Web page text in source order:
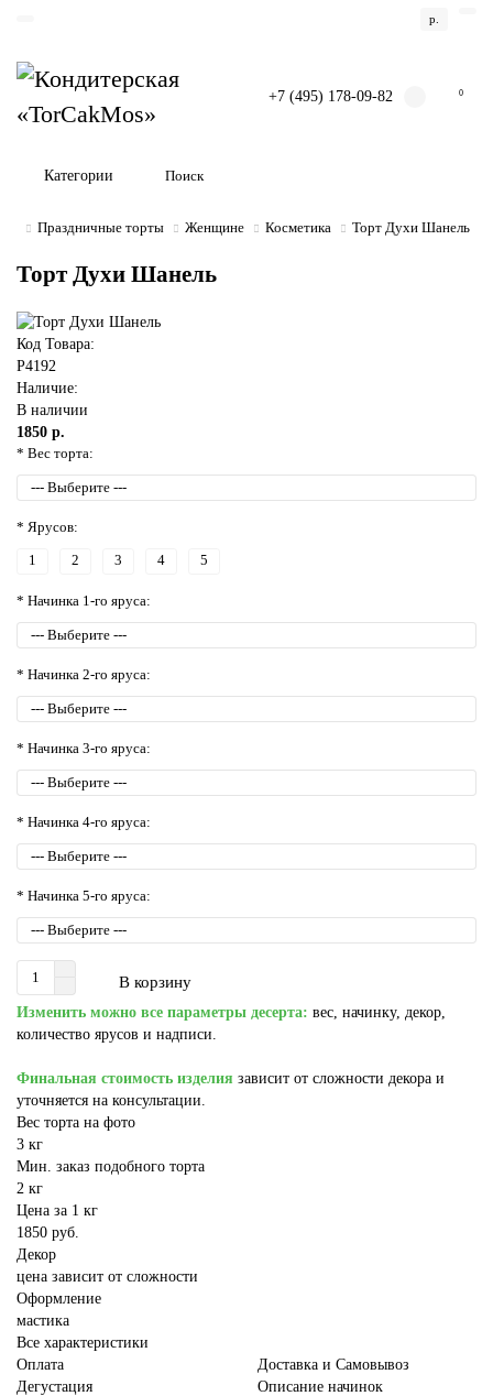
р.
+7 (495) 178-09-82 0
Категории
Праздничные торты Женщине Косметика Торт Духи Шанель
Торт Духи Шанель
Код Товара:
P4192
Наличие:
В наличии
1850 р.
* Вес торта:
* Ярусов:
1 2 3 4 5
* Начинка 1-го яруса:
* Начинка 2-го яруса:
* Начинка 3-го яруса:
* Начинка 4-го яруса:
* Начинка 5-го яруса:
В корзину
Изменить можно все параметры десерта: вес, начинку, декор,
количество ярусов и надписи.
Финальная стоимость изделия зависит от сложности декора и
уточняется на консультации.
Вес торта на фото
3 кг
Мин. заказ подобного торта
2 кг
Цена за 1 кг
1850 руб.
Декор
цена зависит от сложности
Оформление
мастика
Все характеристики
Оплата
Доставка и Самовывоз
Дегустация
Описание начинок